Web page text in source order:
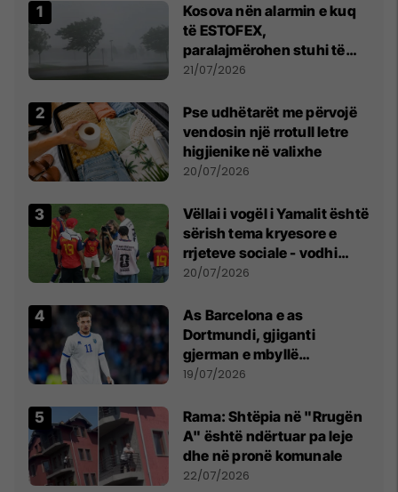
Kosova nën alarmin e kuq
të ESTOFEX,
paralajmërohen stuhi të
fuqishme me breshër dhe
21/07/2026
Pse udhëtarët me përvojë
vendosin një rrotull letre
higjienike në valixhe
20/07/2026
Vëllai i vogël i Yamalit është
sërish tema kryesore e
rrjeteve sociale - vodhi
vëmendjen pas finales së
20/07/2026
As Barcelona e as
Dortmundi, gjiganti
gjerman e mbyllë
marrëveshjen për Fisnik
19/07/2026
Rama: Shtëpia në "Rrugën
A" është ndërtuar pa leje
dhe në pronë komunale
22/07/2026